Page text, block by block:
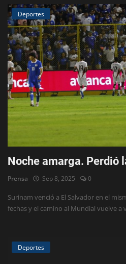
Deportes
Noche amarga. Perdió
Prensa Sep 8, 2025 0
Surinam venció a El Salvador en el
fechas y el camino al Mundial vuelve a
Deportes